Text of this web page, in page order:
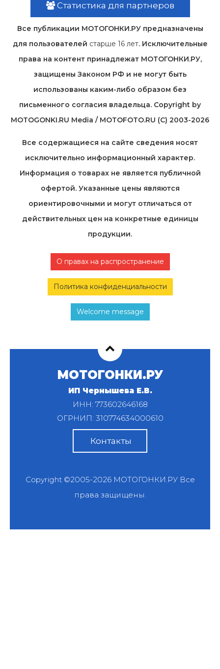
Статистика для партнеров
Все публикации МОТОГОНКИ.РУ предназначены
для пользователей старше 16 лет. Исключительные
права на контент принадлежат МОТОГОНКИ.РУ,
защищены Законом РФ и не могут быть
использованы каким-либо образом без
письменного согласия владельца. Copyright by
MOTOGONKI.RU Media / MOTOFOTO.RU (C) 2003-2026
Все содержащиеся на cайте сведения носят
исключительно информационный характер.
Информация о товарах не является публичной
офертой. Указанные цены являются
ориентировочными и могут отличаться от
действительных цен на конкретные единицы
продукции.
О правах на распространение
Политика конфиденциальности
Welcome message
МОТОГОНКИ.РУ
ИП Чернышева Е.В.
ИНН: 773602646168
ОГРНИП: 310774634000610
Контакты
Copyright ©2005-2026 МОТОГОНКИ.РУВсе
права защищены.